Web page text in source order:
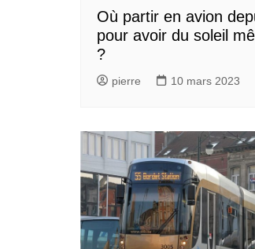
Où partir en avion
pour avoir du soleil
?
pierre 10 mars 2023